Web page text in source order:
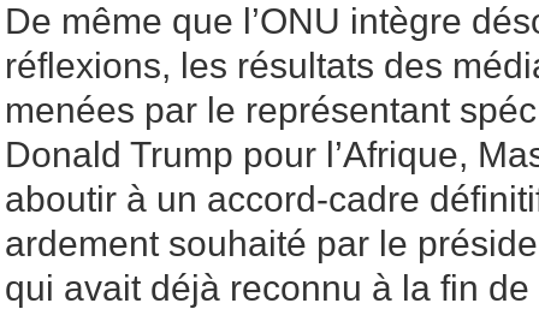
De même que l’ONU intègre
réflexions, les résultats des
menées par le représentant
Donald Trump pour l’Afrique,
aboutir à un accord-cadre
ardement souhaité par le
qui avait déjà reconnu à la fin